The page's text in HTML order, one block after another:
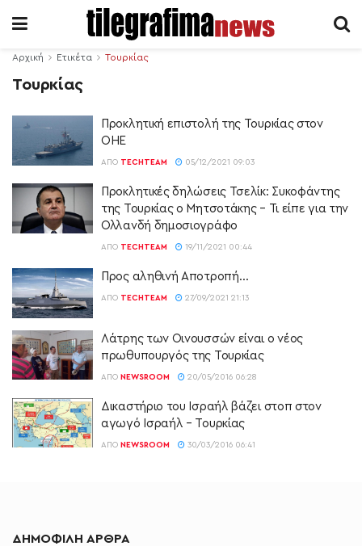
Αρχική Ετικέτα Τουρκίας
Τουρκίας
Προκλητική επιστολή της Τουρκίας στον
ΟΗΕ
ΑΠΌ TECHTEAM 05/12/2021 09:03
Προκλητικές δηλώσεις Τσελίκ: Συκοφάντης
της Τουρκίας ο Μητσοτάκης – Τι είπε για την
Ολλανδή δημοσιογράφο
ΑΠΌ TECHTEAM 19/11/2021 00:44
Προς αληθινή Αποτροπή…
ΑΠΌ TECHTEAM 27/09/2021 21:13
Λάτρης των Οινουσσών είναι ο νέος
πρωθυπουργός της Τουρκίας
ΑΠΌ NEWSROOM 20/05/2016 06:28
Δικαστήριο του Ισραήλ βάζει στοπ στον
αγωγό Ισραήλ – Τουρκίας
ΑΠΌ NEWSROOM 30/03/2016 06:41
ΔΗΜΟΦΙΛΗ ΑΡΘΡΑ